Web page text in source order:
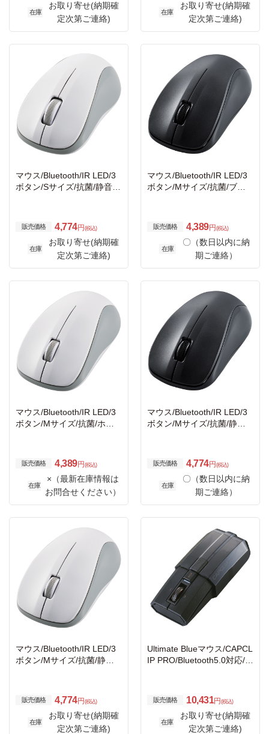
在庫
お取り寄せ(納期確
定次第ご連絡)
在庫
お取り寄せ(納期確
定次第ご連絡)
マウス/Bluetooth/IR LED/3
ボタン/Sサイズ/抗菌/静音/
販売価格 4,774円 (税込)
在庫
お取り寄せ(納期確
定次第ご連絡)
マウス/Bluetooth/IR LED/3
ボタン/Mサイズ/抗菌/ブラ
販売価格 4,389円 (税込)
在庫
〇（数日以内に納
期ご連絡）
マウス/Bluetooth/IR LED/3
ボタン/Mサイズ/抗菌/ホワ
販売価格 4,389円 (税込)
在庫
×（最新在庫情報は
お問合せください）
マウス/Bluetooth/IR LED/3
ボタン/Mサイズ/抗菌/静音/
販売価格 4,774円 (税込)
在庫
〇（数日以内に納
期ご連絡）
マウス/Bluetooth/IR LED/3
ボタン/Mサイズ/抗菌/静音/
販売価格 4,774円 (税込)
在庫
お取り寄せ(納期確
定次第ご連絡)
Ultimate Blueマウス/CAPCL
IP PRO/Bluetooth5.0対応/4
販売価格 10,431円 (税込)
在庫
お取り寄せ(納期確
定次第ご連絡)